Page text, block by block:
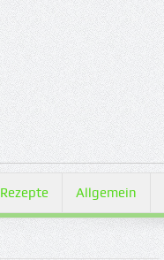
Rezepte Allgemein